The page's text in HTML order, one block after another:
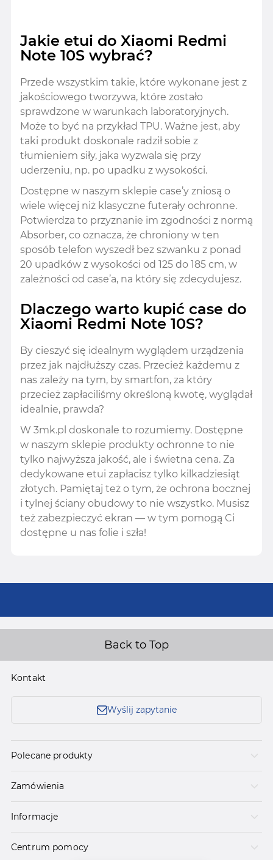
Jakie etui do Xiaomi Redmi
Note 10S wybrać?
Przede wszystkim takie, które wykonane jest z
jakościowego tworzywa, które zostało
sprawdzone w warunkach laboratoryjnych.
Może to być na przykład TPU. Ważne jest, aby
taki produkt doskonale radził sobie z
tłumieniem siły, jaka wyzwala się przy
uderzeniu, np. po upadku z wysokości.
Dostępne w naszym sklepie case’y zniosą o
wiele więcej niż klasyczne futerały ochronne.
Potwierdza to przyznanie im zgodności z normą
Absorber, co oznacza, że chroniony w ten
sposób telefon wyszedł bez szwanku z ponad
20 upadków z wysokości od 125 do 185 cm, w
zależności od case’a, na który się zdecydujesz.
Dlaczego warto kupić case do
Xiaomi Redmi Note 10S?
By cieszyć się idealnym wyglądem urządzenia
przez jak najdłuższy czas. Przecież każdemu z
nas zależy na tym, by smartfon, za który
przecież zapłaciliśmy określoną kwotę, wyglądał
idealnie, prawda?
W 3mk.pl doskonale to rozumiemy. Dostępne
w naszym sklepie produkty ochronne to nie
tylko najwyższa jakość, ale i świetna cena. Za
dedykowane etui zapłacisz tylko kilkadziesiąt
złotych. Pamiętaj też o tym, że ochrona bocznej
i tylnej ściany obudowy to nie wszystko. Musisz
też zabezpieczyć ekran — w tym pomogą Ci
dostępne u nas folie i szła!
Back to Top
Kontakt
Wyślij zapytanie
Polecane produkty
Zamówienia
Informacje
Centrum pomocy